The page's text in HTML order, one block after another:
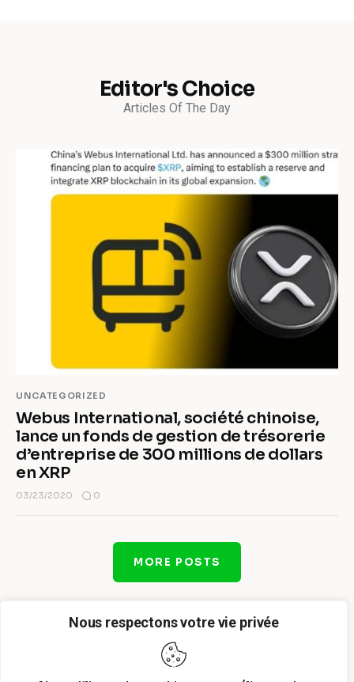
Nous respectons votre vie privée
Editor's Choice
Articles Of The Day
UNCATEGORIZED
Webus International, société chinoise,
lance un fonds de gestion de trésorerie
d’entreprise de 300 millions de dollars
en XRP
03/23/2020 0
MORE POSTS